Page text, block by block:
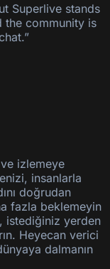
Superlive stands
the community is
izlemeye
insanlarla
doğrudan
fazla beklemeyin
istediğiniz yerden
Heyecan verici
dalmanın